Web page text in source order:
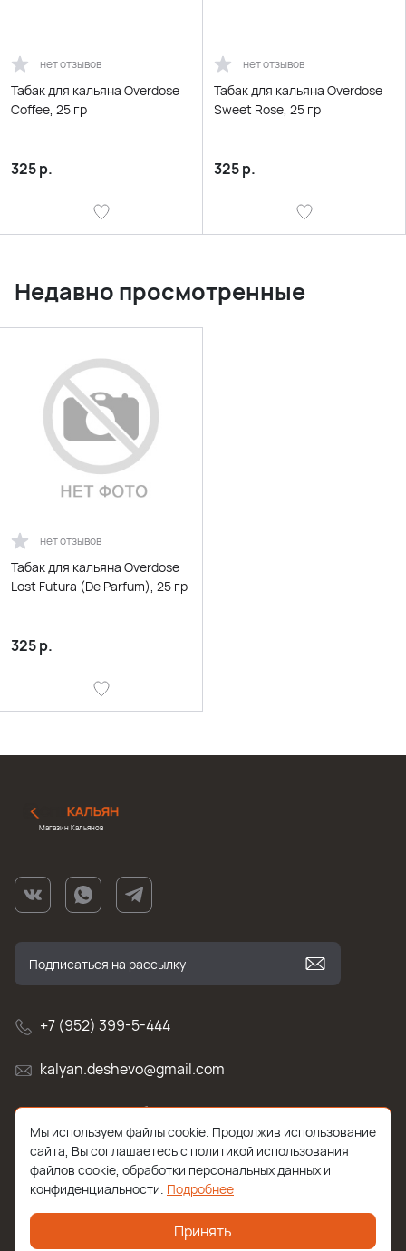
нет отзывов
Табак для кальяна Overdose
Coffee, 25 гр
325р.
нет отзывов
Табак для кальяна Overdose
Sweet Rose, 25 гр
325р.
Недавно просмотренные
нет отзывов
Табак для кальяна Overdose
Lost Futura (De Parfum), 25 гр
325р.
Магазин Кальянов
+7 (952) 399-5-444
kalyan.deshevo@gmail.com
г. Санкт-Петербург, улица Белы Куна , д.2к1
2026 © Все права защищены. Работает наReadyScript
Мы используем файлы cookie. Продолжив использование
сайта, Вы соглашаетесь с политикой использования
файлов cookie, обработки персональных данных и
конфиденциальности. Подробнее
Принять